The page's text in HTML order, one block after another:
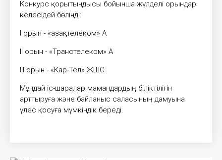
Конкурс қорытындысы бойынша жүлделі орындар
келесідей бөлінді:
I орын - «Қазақтелеком» АҚ
II орын - «Транстелеком» АҚ
III орын - «Кар-Тел» ЖШС
Мұндай іс-шаралар мамандардың біліктілігін
арттыруға және байланыс саласының дамуына
үлес қосуға мүмкіндік береді.